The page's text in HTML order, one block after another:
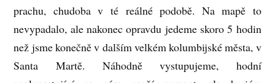
prachu, chudoba v té reálné podobě. Na mapě to
nevypadalo, ale nakonec opravdu jedeme skoro 5 hodin
než jsme konečně v dalším velkém kolumbijské města, v
Santa Martě. Náhodně vystupujeme, hodní